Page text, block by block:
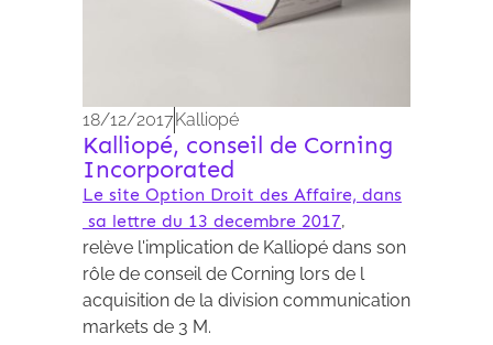
18/12/2017Kalliopé
Kalliopé, conseil de Corning
Incorporated
Le site Option Droit des Affaire, dans
sa lettre du 13 decembre 2017,
relève l'implication de Kalliopé dans son
rôle de conseil de Corning lors de l
acquisition de la division communication
markets de 3 M.